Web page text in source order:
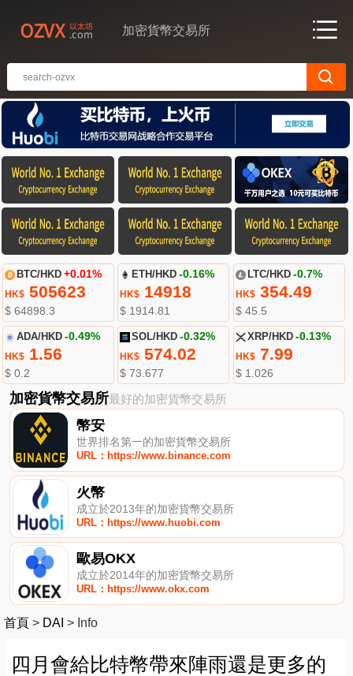
加密貨幣交易所
BTC/HKD +0.01%
HK$505623
$ 64898.3
ETH/HKD -0.16%
HK$ 14918
$ 1914.81
LTC/HKD -0.7%
HK$354.49
$ 45.5
ADA/HKD -0.49%
HK$1.56
$ 0.2
SOL/HKD -0.32%
HK$ 574.02
$ 73.677
XRP/HKD -0.13%
HK$7.99
$ 1.026
加密貨幣交易所最好的加密貨幣交易所
幣安
世界排名第一的加密貨幣交易所
URL：https://www.binance.com
火幣
成立於2013年的加密貨幣交易所
URL：https://www.huobi.com
歐易OKX
成立於2014年的加密貨幣交易所
URL：https://www.okx.com
首頁 > DAI > Info
四月會給比特幣帶來陣雨還是更多的